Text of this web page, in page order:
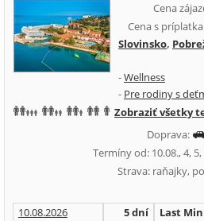
Cena
Cena s
Slovinsko,
-Wellness
- Pre rodiny s
Zobraziť všetky
Doprava:
Termíny od: 10.08., 4,
Strava: raňajky,
10.08.2026 5 dní Last